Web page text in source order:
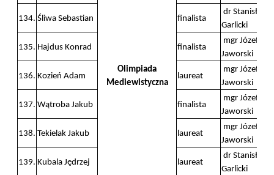
Olimpiada
Mediewistyczna
134. Śliwa Sebastian finalista
dr Stanisław
Garlicki
135. Hajdus Konrad finalista
mgr Józef
Jaworski
136. Kozień Adam laureat
mgr Józef
Jaworski
137. Wątroba Jakub finalista
mgr Józef
Jaworski
138. Tekielak Jakub laureat
mgr Józef
Jaworski
139. Kubala Jędrzej laureat
dr Stanisław
Garlicki